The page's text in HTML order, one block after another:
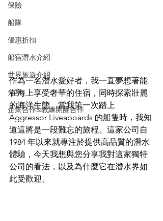
保險
船隊
優惠折扣
船宿潛水介紹
世界旅遊介紹
分享
企業合作&教練開團合作
作為一名潛水愛好者，我一直夢想著能
在海上享受奢華的住宿，同時探索壯麗
的海洋生態。當我第一次踏上
Aggressor Liveaboards 的船隻時，我知
道這將是一段難忘的旅程。這家公司自
1984 年以來就專注於提供高品質的潛水
體驗，今天我想與您分享我對這家獨特
公司的看法，以及為什麼它在潛水界如
此受歡迎。